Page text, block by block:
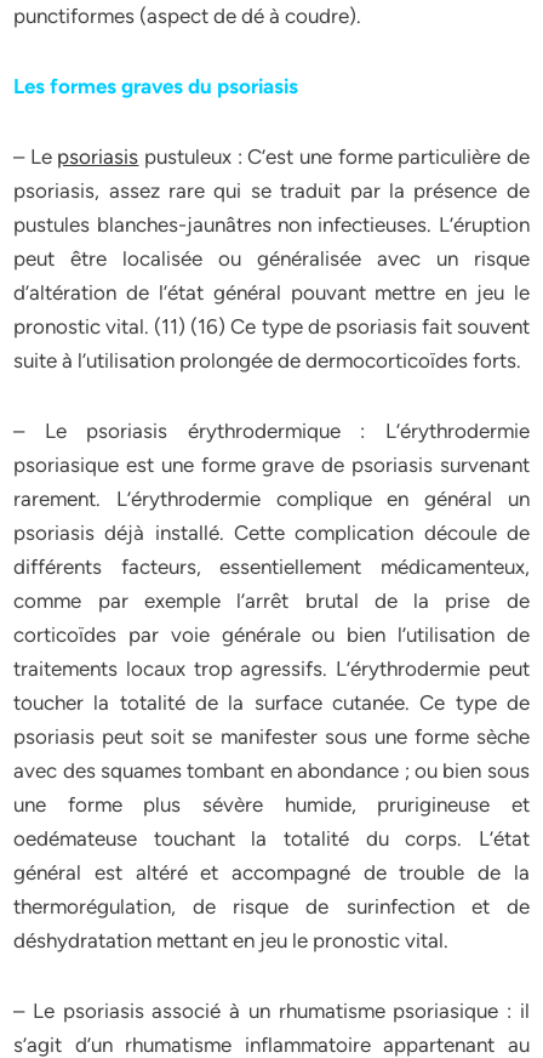
punctiformes (aspect de dé à coudre).
Les formes graves du psoriasis
– Le psoriasis pustuleux : C’est une forme particulière de
psoriasis, assez rare qui se traduit par la présence de
pustules blanches-jaunâtres non infectieuses. L’éruption
peut être localisée ou généralisée avec un risque
d’altération de l’état général pouvant mettre en jeu le
pronostic vital. (11) (16) Ce type de psoriasis fait souvent
suite à l’utilisation prolongée de dermocorticoïdes forts.
– Le psoriasis érythrodermique : L’érythrodermie
psoriasique est une forme grave de psoriasis survenant
rarement. L’érythrodermie complique en général un
psoriasis déjà installé. Cette complication découle de
différents facteurs, essentiellement médicamenteux,
comme par exemple l’arrêt brutal de la prise de
corticoïdes par voie générale ou bien l’utilisation de
traitements locaux trop agressifs. L’érythrodermie peut
toucher la totalité de la surface cutanée. Ce type de
psoriasis peut soit se manifester sous une forme sèche
avec des squames tombant en abondance ; ou bien sous
une forme plus sévère humide, prurigineuse et
oedémateuse touchant la totalité du corps. L’état
général est altéré et accompagné de trouble de la
thermorégulation, de risque de surinfection et de
déshydratation mettant en jeu le pronostic vital.
– Le psoriasis associé à un rhumatisme psoriasique : il
s’agit d’un rhumatisme inflammatoire appartenant au